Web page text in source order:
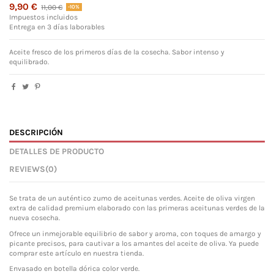
9,90 € 11,00 € -10%
Impuestos incluidos
Entrega en 3 días laborables
Aceite fresco de los primeros días de la cosecha. Sabor intenso y
equilibrado.
DESCRIPCIÓN
DETALLES DE PRODUCTO
REVIEWS(0)
Se trata de un auténtico zumo de aceitunas verdes. Aceite de oliva virgen
extra de calidad premium elaborado con las primeras aceitunas verdes de la
nueva cosecha.
Ofrece un inmejorable equilibrio de sabor y aroma, con toques de amargo y
picante precisos, para cautivar a los amantes del aceite de oliva. Ya puede
comprar este artículo en nuestra tienda.
Envasado en botella dórica color verde.